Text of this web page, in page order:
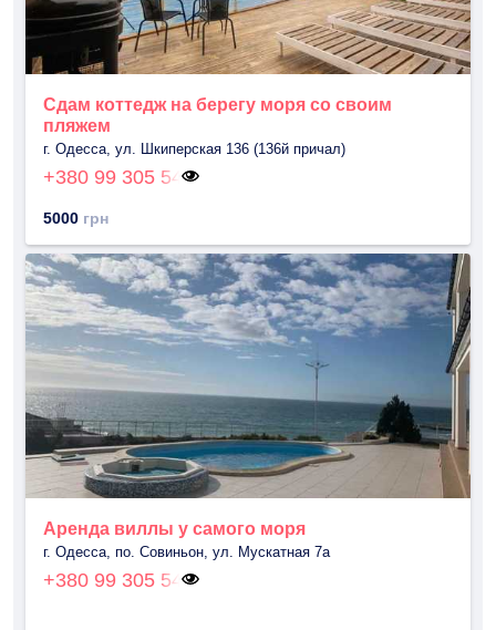
Сдам коттедж на берегу моря со своим
пляжем
г. Одесса, ул. Шкиперская 136 (136й причал)
+380 99 305 54
5000 грн
Аренда виллы у самого моря
г. Одесса, по. Совиньон, ул. Мускатная 7а
+380 99 305 54